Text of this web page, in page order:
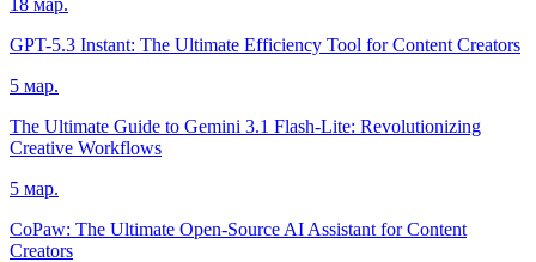
GPT-5.3 Instant: The Ultimate Efficiency Tool for Content Creators
5 мар.
The Ultimate Guide to Gemini 3.1 Flash-Lite: Revolutionizing
Creative Workflows
5 мар.
CoPaw: The Ultimate Open-Source AI Assistant for Content
Creators